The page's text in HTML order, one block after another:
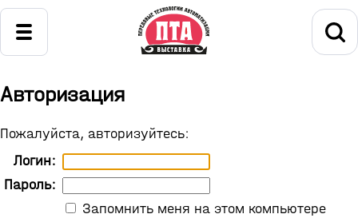
Авторизация
Пожалуйста, авторизуйтесь:
Логин:
Пароль:
Запомнить меня на этом компьютере